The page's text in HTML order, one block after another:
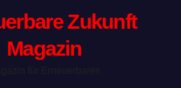
Zukunft
Magazin